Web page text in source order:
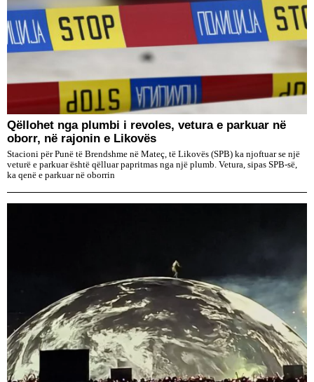
Qëllohet nga plumbi i revoles, vetura e parkuar në
oborr, në rajonin e Likovës
Stacioni për Punë të Brendshme në Mateç, të Likovës (SPB) ka njoftuar se një
veturë e parkuar është qëlluar papritmas nga një plumb. Vetura, sipas SPB-së,
ka qenë e parkuar në oborrin